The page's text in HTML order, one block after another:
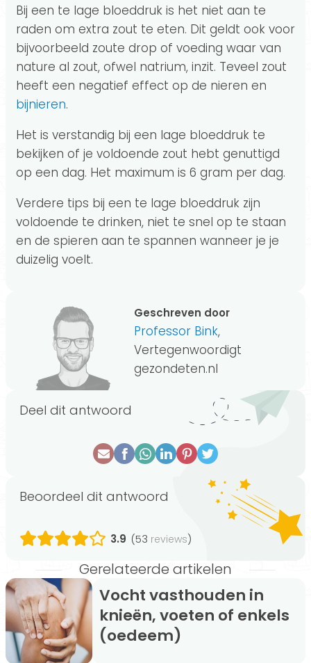
Bij een te lage bloeddruk is het niet aan te
raden om extra zout te eten. Dit geldt ook voor
bijvoorbeeld zoute drop of voeding waar van
nature al zout, ofwel natrium, inzit. Teveel zout
heeft een negatief effect op de nieren en
bijnieren.
Het is verstandig bij een lage bloeddruk te
bekijken of je voldoende zout hebt genuttigd
op een dag. Het maximum is 6 gram per dag.
Verdere tips bij een te lage bloeddruk zijn
voldoende te drinken, niet te snel op te staan
en de spieren aan te spannen wanneer je je
duizelig voelt.
Geschreven door
Professor Bink,
Vertegenwoordigt
gezondeten.nl
Deel dit antwoord
Beoordeel dit antwoord
3.9 (53 reviews)
Gerelateerde artikelen
Vocht vasthouden in
knieën, voeten of enkels
(oedeem)